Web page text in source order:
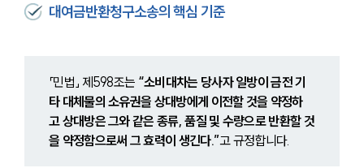
대여금반환청구소송의 핵심 기준
「민법」 제598조는 “소비대차는 당사자 일방이 금전 기
타 대체물의 소유권을 상대방에게 이전할 것을 약정하
고 상대방은 그와 같은 종류, 품질 및 수량으로 반환할 것
을 약정함으로써 그 효력이 생긴다.”고 규정합니다.